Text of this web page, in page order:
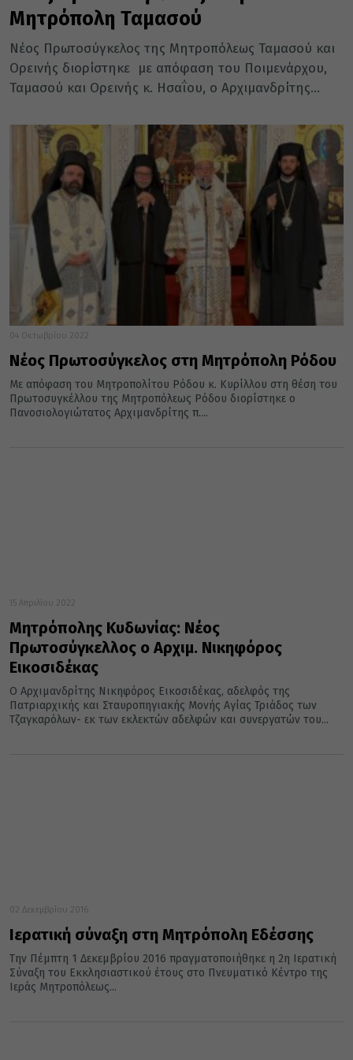
Μητρόπολη Ταμασού
Νέος Πρωτοσύγκελος της Μητροπόλεως Ταµασού και
Ορεινής διορίστηκε µε απόφαση του Ποιµενάρχου,
Ταµασού και Ορεινής κ. Ησαΐου, ο Αρχιµανδρίτης...
04 Οκτωβρίου 2022
Νέος Πρωτοσύγκελος στη Μητρόπολη Ρόδου
Με απόφαση του Μητροπολίτου Ρόδου κ. Κυρίλλου στη θέση του
Πρωτοσυγκέλλου της Μητροπόλεως Ρόδου διορίστηκε ο
Πανοσιολογιώτατος Αρχιμανδρίτης π....
15 Απριλίου 2022
Μητρόπολης Κυδωνίας: Νέος
Πρωτοσύγκελλος ο Αρχιμ. Νικηφόρος
Εικοσιδέκας
Ο Αρχιμανδρίτης Νικηφόρος Εικοσιδέκας, αδελφός της
Πατριαρχικής και Σταυροπηγιακής Μονής Αγίας Τριάδος των
Τζαγκαρόλων- εκ των εκλεκτών αδελφών και συνεργατών του...
02 Δεκεμβρίου 2016
Ιερατική σύναξη στη Μητρόπολη Εδέσσης
Την Πέμπτη 1 Δεκεμβρίου 2016 πραγματοποιήθηκε η 2η Ιερατική
Σύναξη του Εκκλησιαστικού έτους στο Πνευματικό Κέντρο της
Ιεράς Μητροπόλεως...